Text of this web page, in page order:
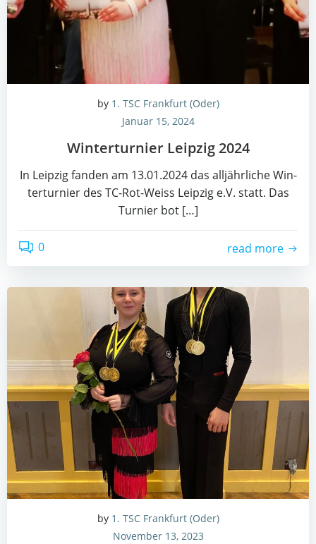
by 1. TSC Frankfurt (Oder)
Januar 15, 2024
Win­ter­tur­nier Leip­zig 2024
In Leip­zig fan­den am 13.01.2024 das all­jähr­li­che Win­
ter­tur­nier des TC-Rot-Weiss Leip­zig e.V. statt. Das
Tur­nier bot […]
0 read more
by 1. TSC Frankfurt (Oder)
November 13, 2023